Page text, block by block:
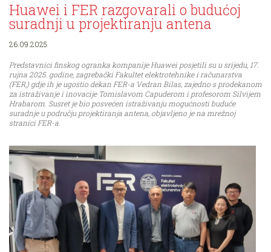
Huawei i FER razgovarali o budućoj
suradnji u projektiranju antena
26.09.2025
Predstavnici finskog ogranka kompanije Huawei posjetili su u srijedu, 17.
rujna 2025. godine, zagrebački Fakultet elektrotehnike i računarstva
(FER,) gdje ih je ugostio dekan FER-a Vedran Bilas, zajedno s prodekanom
za istraživanje i inovacije Tomislavom Capuderom i profesorom Silvijem
Hrabarom. Susret je bio posvećen istraživanju mogućnosti buduće
suradnje u području projektiranja antena, objavljeno je na mrežnoj
stranici FER-a.